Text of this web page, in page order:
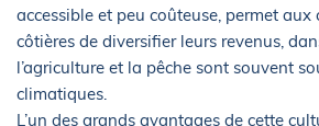
accessible et peu coûteuse, permet aux
côtières de diversifier leurs revenus,
l’agriculture et la pêche sont souvent
climatiques.
L’un des grands avantages de cette